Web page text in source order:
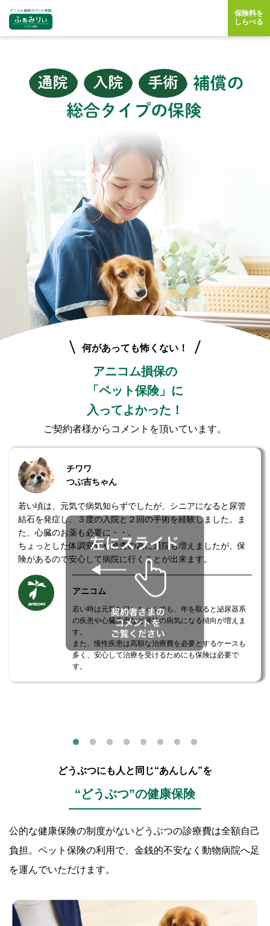
保険料を
しらべる
何があっても怖くない！
アニコム損保の
「ペット保険」に
入ってよかった！
ご契約者様からコメントを頂いています。
チワワ
つぶ吉ちゃん
若い頃は、元気で病気知らずでしたが、シニアになると尿管
結石を発症し、３度の入院と２回の手術を経験しました。ま
た、心臓のお薬も必要に・・。
ちょっとした体調変化や検査の為に通院も増えましたが、保
険があるので安心して病院に行くことが出来ます。
アニコム
若い時は元気なワンちゃんでも、年を取ると泌尿器系
の疾患や心臓疾患など慢性の病気になる傾向が増えま
す。
また、慢性疾患は高額な治療費を必要とするケースも
多く、安心して治療を受けるためにも保険は必要で
す。
どうぶつにも人と同じ“あんしん”を
“どうぶつ”の健康保険
公的な健康保険の制度がないどうぶつの診療費は全額自己
負担。ペット保険の利用で、金銭的不安なく動物病院へ足
を運んでいただけます。